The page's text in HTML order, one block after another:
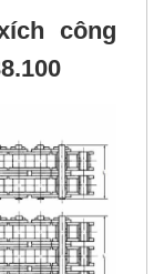
công